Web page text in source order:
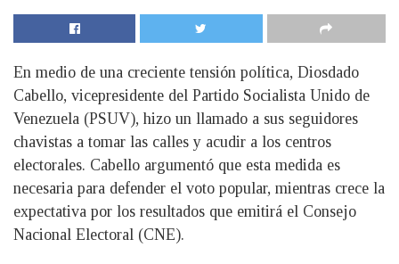
En medio de una creciente tensión política, Diosdado
Cabello, vicepresidente del Partido Socialista Unido de
Venezuela (PSUV), hizo un llamado a sus seguidores
chavistas a tomar las calles y acudir a los centros
electorales. Cabello argumentó que esta medida es
necesaria para defender el voto popular, mientras crece la
expectativa por los resultados que emitirá el Consejo
Nacional Electoral (CNE).